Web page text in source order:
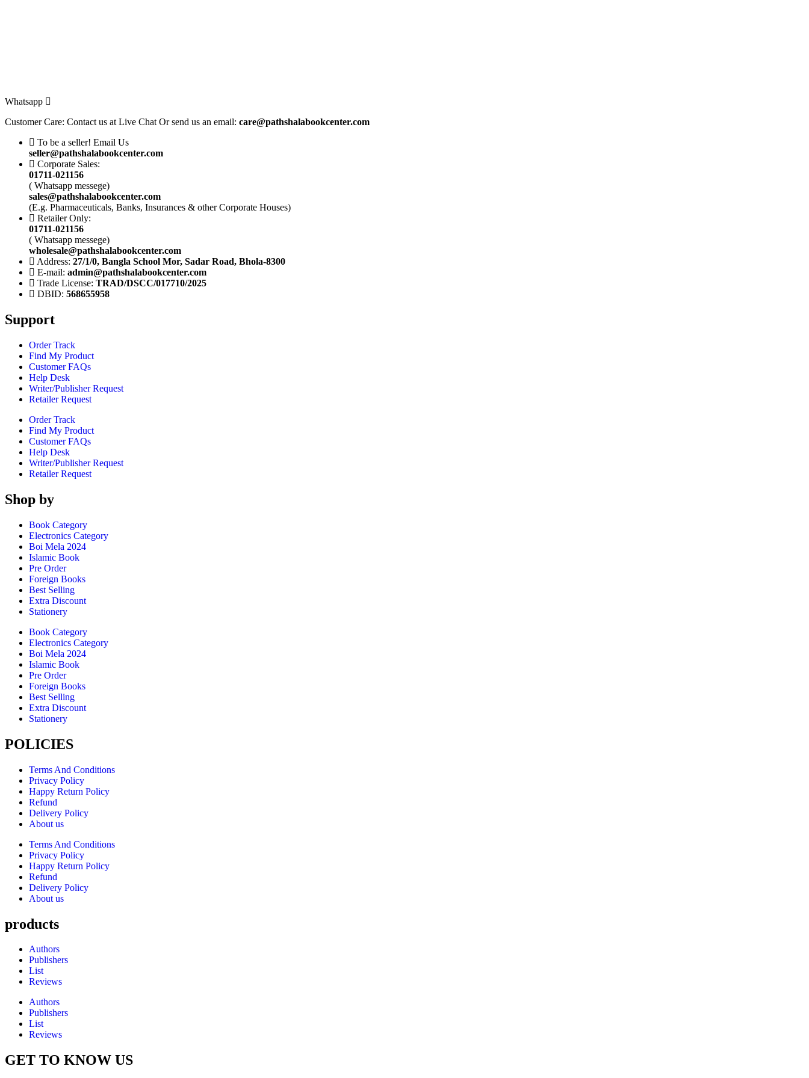
Whatsapp
Customer Care: Contact us at Live Chat Or send us an email: care@pathshalabookcenter.com
To be a seller! Email Us
seller@pathshalabookcenter.com
Corporate Sales:
01711-021156
( Whatsapp messege)
sales@pathshalabookcenter.com
(E.g. Pharmaceuticals, Banks, Insurances & other Corporate Houses)
Retailer Only:
01711-021156
( Whatsapp messege)
wholesale@pathshalabookcenter.com
Address: 27/1/0, Bangla School Mor, Sadar Road, Bhola-8300
E-mail: admin@pathshalabookcenter.com
Trade License: TRAD/DSCC/017710/2025
DBID: 568655958
Support
Order Track
Find My Product
Customer FAQs
Help Desk
Writer/Publisher Request
Retailer Request
Order Track
Find My Product
Customer FAQs
Help Desk
Writer/Publisher Request
Retailer Request
Shop by
Book Category
Electronics Category
Boi Mela 2024
Islamic Book
Pre Order
Foreign Books
Best Selling
Extra Discount
Stationery
Book Category
Electronics Category
Boi Mela 2024
Islamic Book
Pre Order
Foreign Books
Best Selling
Extra Discount
Stationery
POLICIES
Terms And Conditions
Privacy Policy
Happy Return Policy
Refund
Delivery Policy
About us
Terms And Conditions
Privacy Policy
Happy Return Policy
Refund
Delivery Policy
About us
products
Authors
Publishers
List
Reviews
Authors
Publishers
List
Reviews
GET TO KNOW US